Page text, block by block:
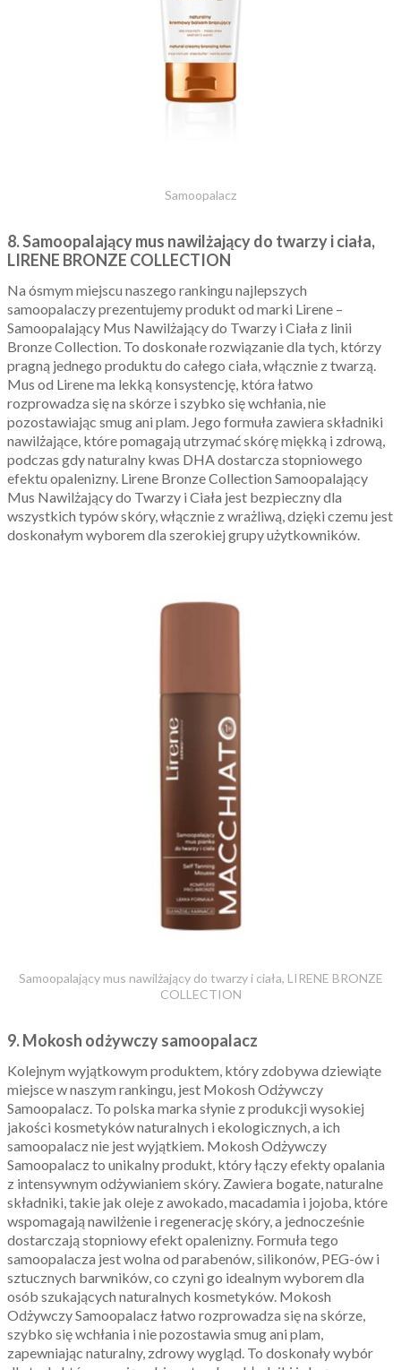
Samoopalacz
8. Samoopalający mus nawilżający do twarzy i ciała,
LIRENE BRONZE COLLECTION
Na ósmym miejscu naszego rankingu najlepszych
samoopalaczy prezentujemy produkt od marki Lirene –
Samoopalający Mus Nawilżający do Twarzy i Ciała z linii
Bronze Collection. To doskonałe rozwiązanie dla tych, którzy
pragną jednego produktu do całego ciała, włącznie z twarzą.
Mus od Lirene ma lekką konsystencję, która łatwo
rozprowadza się na skórze i szybko się wchłania, nie
pozostawiając smug ani plam. Jego formuła zawiera składniki
nawilżające, które pomagają utrzymać skórę miękką i zdrową,
podczas gdy naturalny kwas DHA dostarcza stopniowego
efektu opalenizny. Lirene Bronze Collection Samoopalający
Mus Nawilżający do Twarzy i Ciała jest bezpieczny dla
wszystkich typów skóry, włącznie z wrażliwą, dzięki czemu jest
doskonałym wyborem dla szerokiej grupy użytkowników.
Samoopalający mus nawilżający do twarzy i ciała, LIRENE BRONZE
COLLECTION
9. Mokosh odżywczy samoopalacz
Kolejnym wyjątkowym produktem, który zdobywa dziewiąte
miejsce w naszym rankingu, jest Mokosh Odżywczy
Samoopalacz. To polska marka słynie z produkcji wysokiej
jakości kosmetyków naturalnych i ekologicznych, a ich
samoopalacz nie jest wyjątkiem. Mokosh Odżywczy
Samoopalacz to unikalny produkt, który łączy efekty opalania
z intensywnym odżywianiem skóry. Zawiera bogate, naturalne
składniki, takie jak oleje z awokado, macadamia i jojoba, które
wspomagają nawilżenie i regenerację skóry, a jednocześnie
dostarczają stopniowy efekt opalenizny. Formuła tego
samoopalacza jest wolna od parabenów, silikonów, PEG-ów i
sztucznych barwników, co czyni go idealnym wyborem dla
osób szukających naturalnych kosmetyków. Mokosh
Odżywczy Samoopalacz łatwo rozprowadza się na skórze,
szybko się wchłania i nie pozostawia smug ani plam,
zapewniając naturalny, zdrowy wygląd. To doskonały wybór